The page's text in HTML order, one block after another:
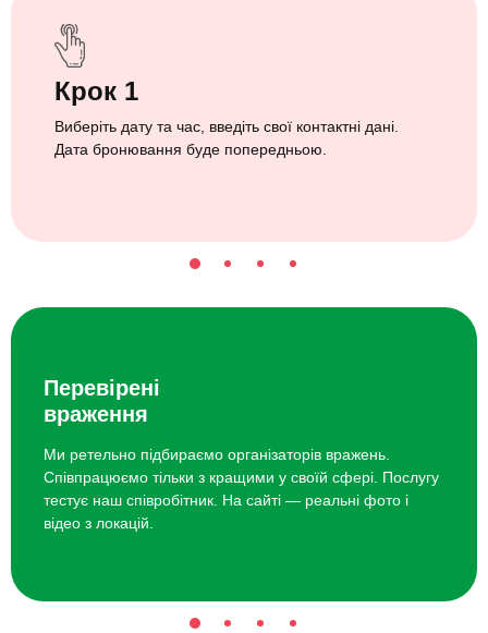
Крок 1
Виберіть дату та час, введіть свої контактні дані.
Дата бронювання буде попередньою.
Перевірені
враження
Ми ретельно підбираємо організаторів вражень.
Співпрацюємо тільки з кращими у своїй сфері. Послугу
тестує наш співробітник. На сайті — реальні фото і
відео з локацій.